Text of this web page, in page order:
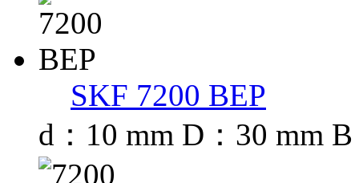
SKF 7200 BEP
d：10 mm D：30 mm